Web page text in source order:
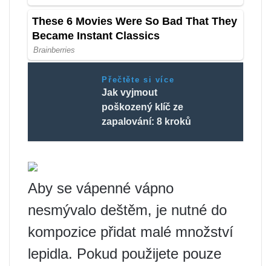
Přečtěte si více
Jak vyjmout
poškozený klíč ze
zapalování: 8 kroků
Aby se vápenné vápno
nesmývalo deštěm, je nutné do
kompozice přidat malé množství
lepidla. Pokud použijete pouze